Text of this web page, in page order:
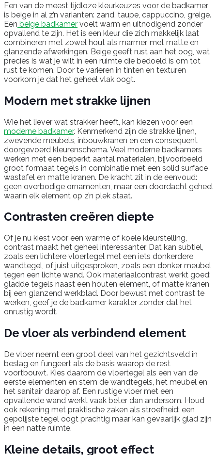
Een van de meest tijdloze kleurkeuzes voor de badkamer
is beige in al z’n varianten: zand, taupe, cappuccino, greige.
Een beige badkamer voelt warm en uitnodigend zonder
opvallend te zijn. Het is een kleur die zich makkelijk laat
combineren met zowel hout als marmer, met matte en
glanzende afwerkingen. Beige geeft rust aan het oog, wat
precies is wat je wilt in een ruimte die bedoeld is om tot
rust te komen. Door te variëren in tinten en texturen
voorkom je dat het geheel vlak oogt.
Modern met strakke lijnen
Wie het liever wat strakker heeft, kan kiezen voor een
moderne badkamer. Kenmerkend zijn de strakke lijnen,
zwevende meubels, inbouwkranen en een consequent
doorgevoerd kleurenschema. Veel moderne badkamers
werken met een beperkt aantal materialen, bijvoorbeeld
groot formaat tegels in combinatie met een solid surface
wastafel en matte kranen. De kracht zit in de eenvoud:
geen overbodige ornamenten, maar een doordacht geheel
waarin elk element op z’n plek staat.
Contrasten creëren diepte
Of je nu kiest voor een warme of koele kleurstelling,
contrast maakt het geheel interessanter. Dat kan subtiel,
zoals een lichtere vloertegel met een iets donkerdere
wandtegel, of juist uitgesproken, zoals een donker meubel
tegen een lichte wand. Ook materiaalcontrast werkt goed:
gladde tegels naast een houten element, of matte kranen
bij een glanzend werkblad. Door bewust met contrast te
werken, geef je de badkamer karakter zonder dat het
onrustig wordt.
De vloer als verbindend element
De vloer neemt een groot deel van het gezichtsveld in
beslag en fungeert als de basis waarop de rest
voortbouwt. Kies daarom de vloertegel als een van de
eerste elementen en stem de wandtegels, het meubel en
het sanitair daarop af. Een rustige vloer met een
opvallende wand werkt vaak beter dan andersom. Houd
ook rekening met praktische zaken als stroefheid: een
gepolijste tegel oogt prachtig maar kan gevaarlijk glad zijn
in een natte ruimte.
Kleine details, groot effect